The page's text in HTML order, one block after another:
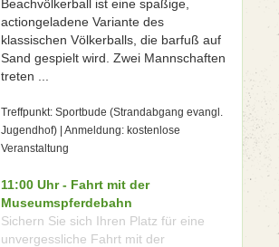
Beachvölkerball ist eine spaßige,
actiongeladene Variante des
klassischen Völkerballs, die barfuß auf
Sand gespielt wird. Zwei Mannschaften
treten ...
Treffpunkt: Sportbude (Strandabgang evangl.
Jugendhof) | Anmeldung: kostenlose
Veranstaltung
11:00 Uhr - Fahrt mit der
Museumspferdebahn
Sichern Sie sich Ihren Platz für eine
unvergessliche Fahrt mit der